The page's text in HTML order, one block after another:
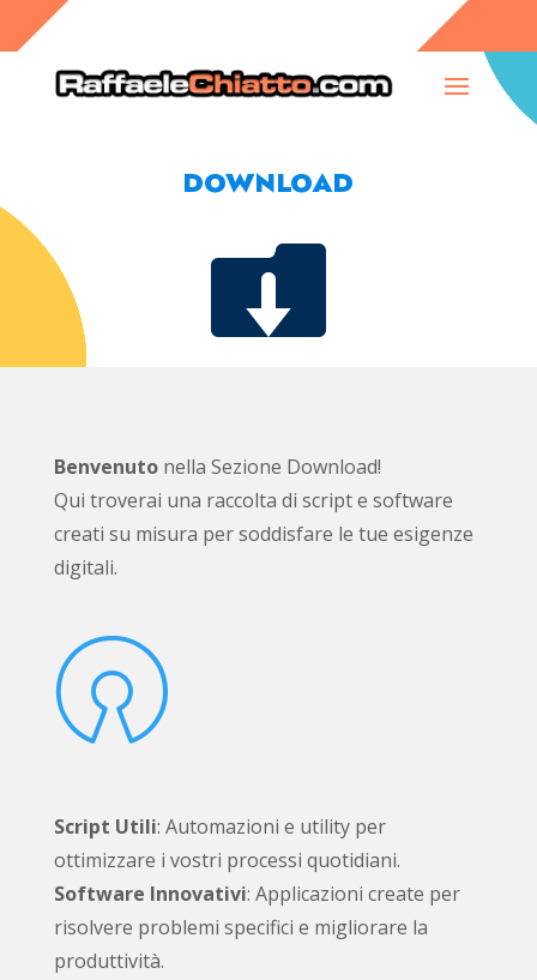
DOWNLOAD

Benvenutonella Sezione Download!
Qui troverai una raccolta di script e software
creati su misura per soddisfare le tue esigenze
digitali.

Script Utili: Automazioni e utility per
ottimizzare i vostri processi quotidiani.
Software Innovativi: Applicazioni create per
risolvere problemi specifici e migliorare la
produttività.